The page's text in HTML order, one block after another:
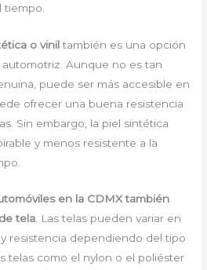
tiempo.
o viniltambién es una opción
Aunque no es tan
puede ser más accesible en
ofrecer una buena resistencia
Sin embargo, la piel sintética
y menos resistente a la
en la CDMX también
tela. Las telas pueden variar en
resistencia dependiendo del tipo
telas como el nylon o el poliéster